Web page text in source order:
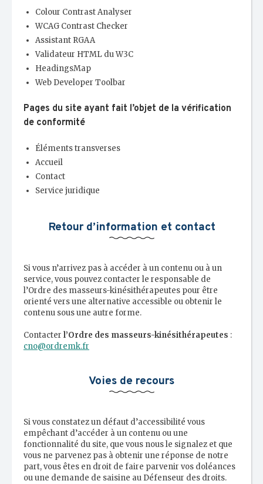
Colour Contrast Analyser
WCAG Contrast Checker
Assistant RGAA
Validateur HTML du W3C
HeadingsMap
Web Developer Toolbar
Pages du site ayant fait l’objet de la vérification
de conformité
Éléments transverses
Accueil
Contact
Service juridique
Retour d’information et contact
Si vous n’arrivez pas à accéder à un contenu ou à un
service, vous pouvez contacter le responsable de
l’Ordre des masseurs-kinésithérapeutes pour être
orienté vers une alternative accessible ou obtenir le
contenu sous une autre forme.
Contacter l’Ordre des masseurs-kinésithérapeutes :
cno@ordremk.fr
Voies de recours
Si vous constatez un défaut d’accessibilité vous
empêchant d’accéder à un contenu ou une
fonctionnalité du site, que vous nous le signalez et que
vous ne parvenez pas à obtenir une réponse de notre
part, vous êtes en droit de faire parvenir vos doléances
ou une demande de saisine au Défenseur des droits.